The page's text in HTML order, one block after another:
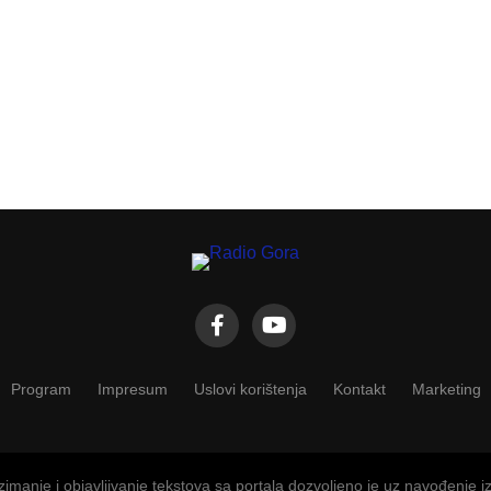
Program Impresum Uslovi korištenja Kontakt Marketing
i objavljivanje tekstova sa portala dozvoljeno je uz navođenje